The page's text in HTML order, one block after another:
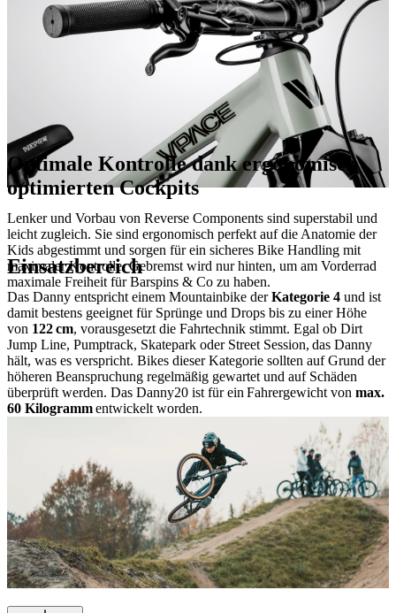
Optimale Kontrolle dank ergonomisch
optimierten Cockpits
Lenker und Vorbau von Reverse Components sind superstabil und
leicht zugleich. Sie sind ergonomisch perfekt auf die Anatomie der
Kids abgestimmt und sorgen für ein sicheres Bike Handling mit
maximaler Kontrolle. Gebremst wird nur hinten, um am Vorderrad
maximale Freiheit für Barspins & Co zu haben.
Einsatzbereich
Das Danny entspricht einem Mountainbike derKategorie 4 und ist
damit bestens geeignet für Sprünge und Drops bis zu einer Höhe
von 122 cm, vorausgesetzt die Fahrtechnik stimmt. Egal ob Dirt
Jump Line, Pumptrack, Skatepark oder Street Session, das Danny
hält, was es verspricht. Bikes dieser Kategorie sollten auf Grund der
höheren Beanspruchung regelmäßig gewartet und auf Schäden
überprüft werden. Das Danny20 ist für ein Fahrergewicht von max.
60 Kilogrammentwickelt worden.